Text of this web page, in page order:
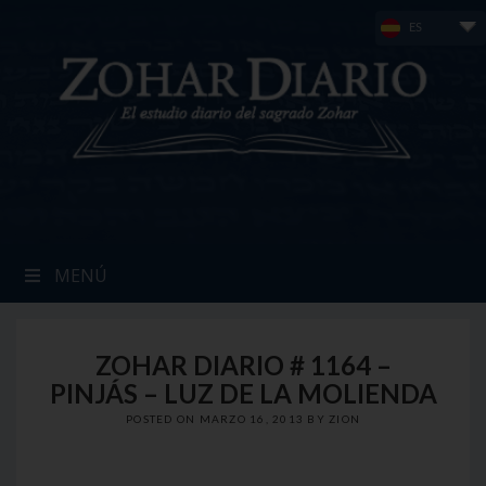
ES
MENÚ
ZOHAR DIARIO # 1164 –
PINJÁS – LUZ DE LA MOLIENDA
POSTED ON MARZO 16, 2013 BY ZION